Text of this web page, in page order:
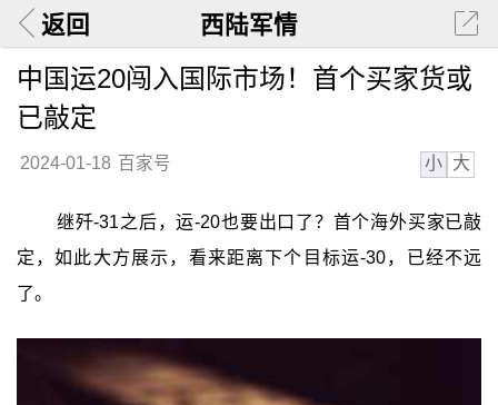
返回 西陆军情
中国运20闯入国际市场！首个买家货或
已敲定
2024-01-18 百家号 小 大
继歼-31之后，运-20也要出口了？首个海外买家已敲
定，如此大方展示，看来距离下个目标运-30，已经不远
了。